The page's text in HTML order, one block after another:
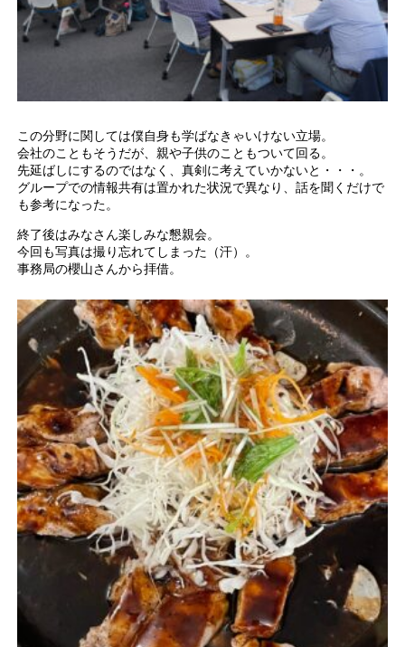
この分野に関しては僕自身も学ばなきゃいけない立場。
会社のこともそうだが、親や子供のこともついて回る。
先延ばしにするのではなく、真剣に考えていかないと・・・。
グループでの情報共有は置かれた状況で異なり、話を聞くだけで
も参考になった。
終了後はみなさん楽しみな懇親会。
今回も写真は撮り忘れてしまった（汗）。
事務局の櫻山さんから拝借。